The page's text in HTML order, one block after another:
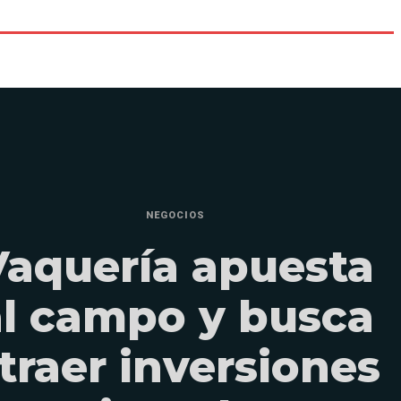
NEGOCIOS
apuesta
campo y busca
inversiones